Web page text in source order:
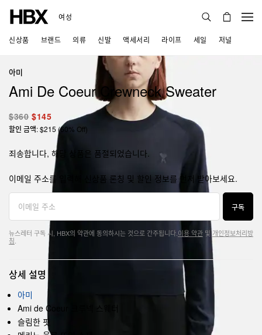
여성
신상품 브랜드 의류 신발 액세서리 라이프 세일 저널
아미
Ami De Coeur Crewneck Sweater
$360 $145
할인 금액: $215 (60% Off)
죄송합니다, 해당 상품은 품절되었습니다.
이메일 주소를 입력해 신상품 론칭 및 할인 정보를 먼저 받아보세요.
구독
뉴스레터 구독 시, HBX의 약관에 동의하시는 것으로 간주됩니다. 이용 약관 및개인정보처리방
침
상세 설명
아미
Ami de Coeur 크루넥 스웨터
슬림한 핏